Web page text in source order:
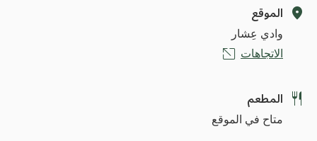
الموقع
وادي عِشار
الاتجاهات
المطعم
متاح في الموقع